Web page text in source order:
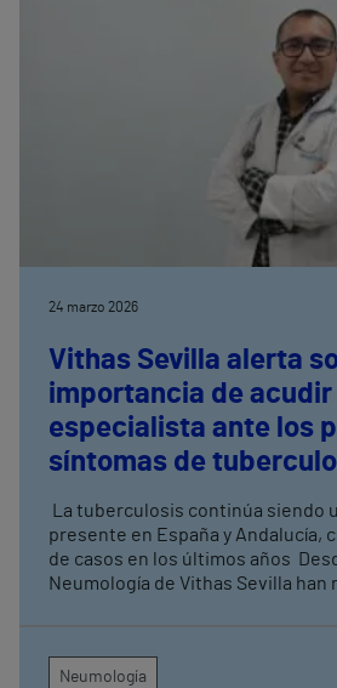
24 marzo 2026
Vithas Sevilla alerta
importancia de acudir
especialista ante los
síntomas de
La tuberculosis continúa siendo
presente en España y Andalucía,
de casos en los últimos años Desde el Servicio de
Neumología de Vithas Sevilla han
Neumología